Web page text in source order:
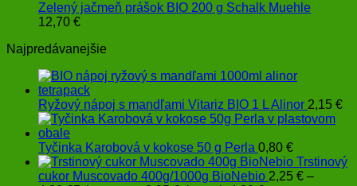
Zelený jačmeň prášok BIO 200 g Schalk Muehle
12,70 €
Najpredávanejšie
Ryžový nápoj s mandľami Vitariz BIO 1 L Alinor 2,15 €
Tyčinka Karobová v kokose 50 g Perla 0,80 €
Trstinový
cukor Muscovado 400g/1000g BioNebio 2,25 € –